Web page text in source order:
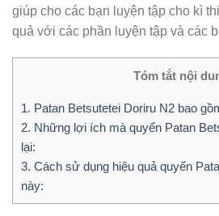
giúp cho các bạn luyện tập cho kì
quả với các phần luyện tập và các
Tóm tắt nội
1. Patan Betsutetei Doriru N2 bao
2. Những lợi ích mà quyển Patan
lại:
3. Cách sử dụng hiệu quả quyển
này: